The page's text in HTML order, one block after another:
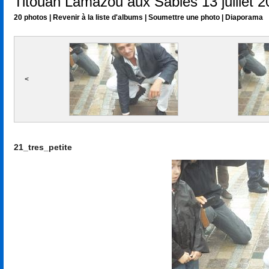
20 photos Revenir à la liste d'albums |Soumettre une photo Diaporama
<
21_tres_petite